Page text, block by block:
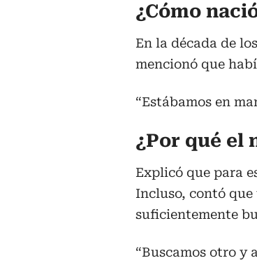
¿Cómo
En la década de
mencionó que
“Estábamos en
¿Por qué el
Explicó que para
Incluso, contó
suficientemente
“Buscamos otro y